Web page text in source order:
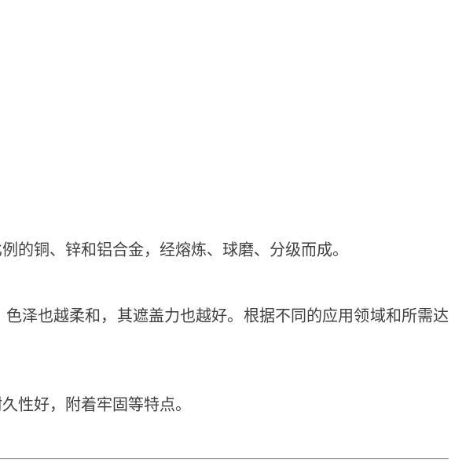
的铜、锌和铝合金，经熔炼、球磨、分级而成。
泽也越柔和，其遮盖力也越好。根据不同的应用领域和所需达
性好，附着牢固等特点。